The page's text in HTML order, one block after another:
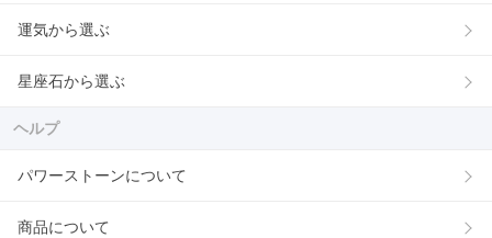
運気から選ぶ
星座石から選ぶ
ヘルプ
パワーストーンについて
商品について